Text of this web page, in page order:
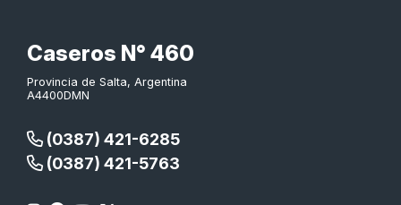
Caseros N° 460
Provincia de Salta, Argentina
A4400DMN
(0387) 421-6285
(0387) 421-5763